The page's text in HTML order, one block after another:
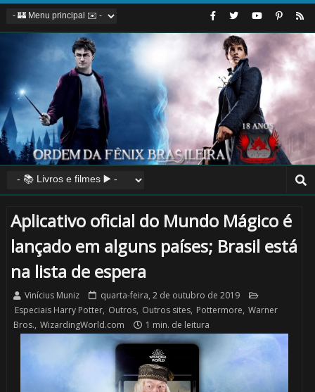
Aplicativo oficial do Mundo Mágico é
lançado em alguns países; Brasil está
na lista de espera
Vinícius Muniz
quarta-feira, 2 de outubro de 2019
Especiais Harry Potter, Outros, Outros sites, Pottermore, Warner
Bros., WizardingWorld.com 1 min. de leitura